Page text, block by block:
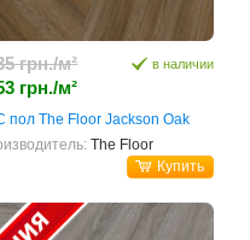
грн./м²
грн./м²
в наличии
пол The Floor Jackson Oak
The Floor
Купить